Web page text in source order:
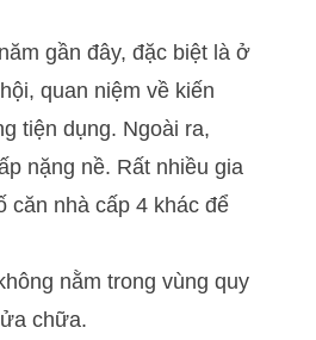
gần đây, đặc biệt là ở
quan niệm về kiến
tiện dụng. Ngoài ra,
nặng nề. Rất nhiều gia
căn nhà cấp 4 khác để
nằm trong vùng quy
chữa.